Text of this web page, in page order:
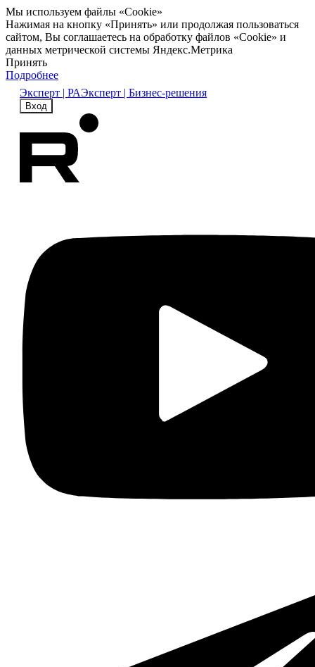
Мы используем файлы «Cookie»
Нажимая на кнопку «Принять» или продолжая пользоваться
сайтом, Вы соглашаетесь на обработку файлов «Cookie» и
данных метрической системы Яндекс.Метрика
Принять
Подробнее
Эксперт | РАЭксперт | Бизнес-решения
Вход